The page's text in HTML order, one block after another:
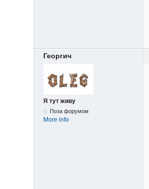
Георгич
Я тут живу
Поза форумом
More info